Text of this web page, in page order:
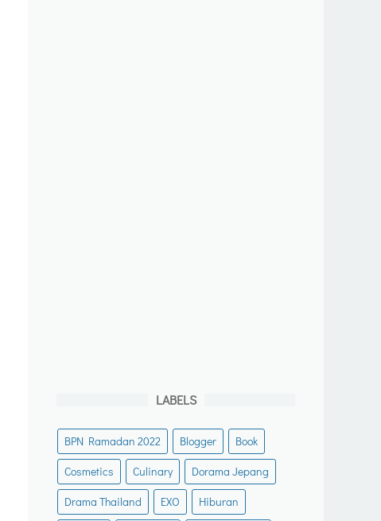
LABELS
BPN Ramadan 2022 Blogger
Book
Cosmetics
Culinary
Dorama Jepang
Drama Thailand
EXO
Hiburan